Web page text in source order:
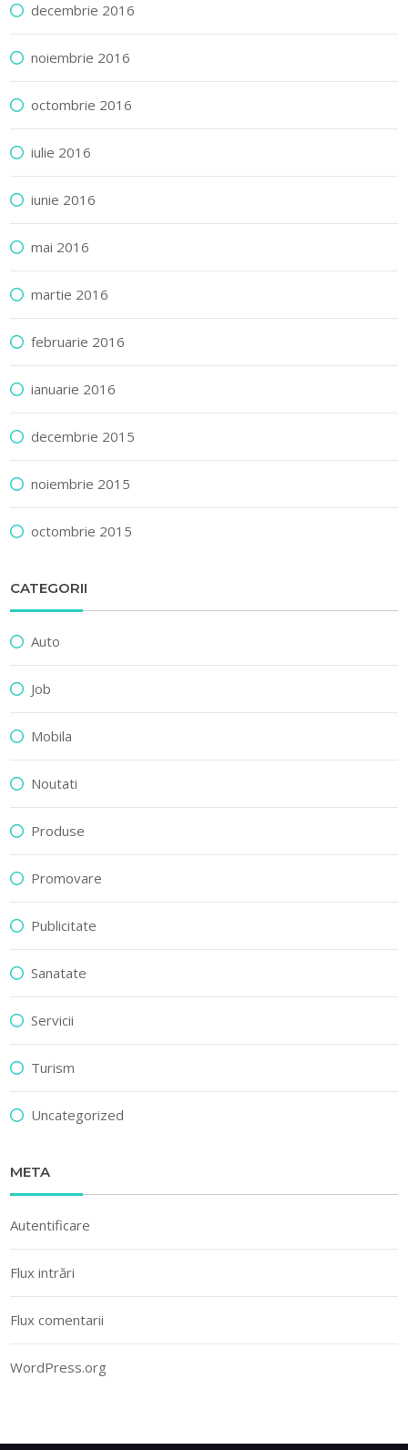
decembrie 2016
noiembrie 2016
octombrie 2016
iulie 2016
iunie 2016
mai 2016
martie 2016
februarie 2016
ianuarie 2016
decembrie 2015
noiembrie 2015
octombrie 2015
CATEGORII
Auto
Job
Mobila
Noutati
Produse
Promovare
Publicitate
Sanatate
Servicii
Turism
Uncategorized
META
Autentificare
Flux intrări
Flux comentarii
WordPress.org